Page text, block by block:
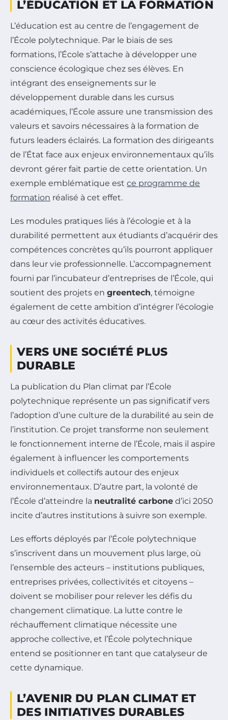
L’ÉDUCATION ET LA FORMATION
L’éducation est au centre de l’engagement de
l’École polytechnique. Par le biais de ses
formations, l’École s’attache à développer une
conscience écologique chez ses élèves. En
intégrant des enseignements sur le
développement durable dans les cursus
académiques, l’École assure une transmission des
valeurs et savoirs nécessaires à la formation de
futurs leaders éclairés. La formation des dirigeants
de l’État face aux enjeux environnementaux qu’ils
devront gérer fait partie de cette orientation. Un
exemple emblématique est ce programme de
formation réalisé à cet effet.
Les modules pratiques liés à l’écologie et à la
durabilité permettent aux étudiants d’acquérir des
compétences concrètes qu’ils pourront appliquer
dans leur vie professionnelle. L’accompagnement
fourni par l’incubateur d’entreprises de l’École, qui
soutient des projets en greentech, témoigne
également de cette ambition d’intégrer l’écologie
au cœur des activités éducatives.
VERS UNE SOCIÉTÉ PLUS
DURABLE
La publication du Plan climat par l’École
polytechnique représente un pas significatif vers
l’adoption d’une culture de la durabilité au sein de
l’institution. Ce projet transforme non seulement
le fonctionnement interne de l’École, mais il aspire
également à influencer les comportements
individuels et collectifs autour des enjeux
environnementaux. D’autre part, la volonté de
l’École d’atteindre la neutralité carbone d’ici 2050
incite d’autres institutions à suivre son exemple.
Les efforts déployés par l’École polytechnique
s’inscrivent dans un mouvement plus large, où
l’ensemble des acteurs – institutions publiques,
entreprises privées, collectivités et citoyens –
doivent se mobiliser pour relever les défis du
changement climatique. La lutte contre le
réchauffement climatique nécessite une
approche collective, et l’École polytechnique
entend se positionner en tant que catalyseur de
cette dynamique.
L’AVENIR DU PLAN CLIMAT ET
DES INITIATIVES DURABLES